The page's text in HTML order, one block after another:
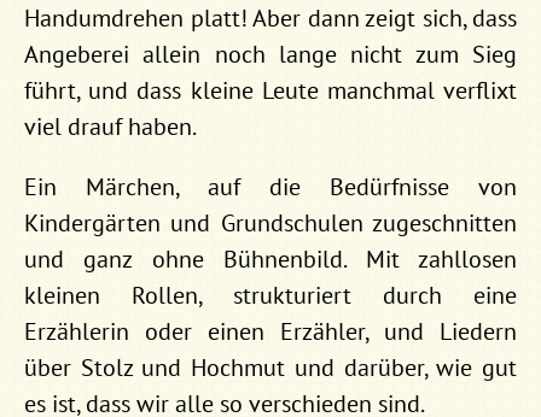
Handumdrehen platt! Aber dann zeigt sich, dass
Angeberei allein noch lange nicht zum Sieg
führt, und dass kleine Leute manchmal verflixt
viel drauf haben.
Ein Märchen, auf die Bedürfnisse von
Kindergärten und Grundschulen zugeschnitten
und ganz ohne Bühnenbild. Mit zahllosen
kleinen Rollen, strukturiert durch eine
Erzählerin oder einen Erzähler, und Liedern
über Stolz und Hochmut und darüber, wie gut
es ist, dass wir alle so verschieden sind.